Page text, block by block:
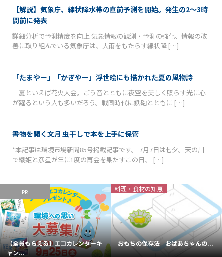
【解説】気象庁、線状降水帯の直前予測を開始。発生の2〜3時
間前に発表
詳細分析で予測精度を向上 気象情報の観測・予測の強化、情報の改
善に取り組んでいる気象庁は、大雨をもたらす線状降 […]
「たまやー」「かぎやー」浮世絵にも描かれた夏の風物詩
夏といえば花火大会。ごう音とともに夜空を美しく照らす光に心
が躍るという人も多いだろう。戦国時代に鉄砲とともに […]
書物を開く文月 虫干しで本を上手に保管
*本記事は環境市場新聞85号掲載記事です。 7月7日は七夕。天の川
で織姫と彦星が年に1度の再会を果たすこの日、 […]
PR
【全員もらえる】エコカレンダーキ
ャン...
料理・食材の知恵
おもちの保存法｜おばあちゃんの...